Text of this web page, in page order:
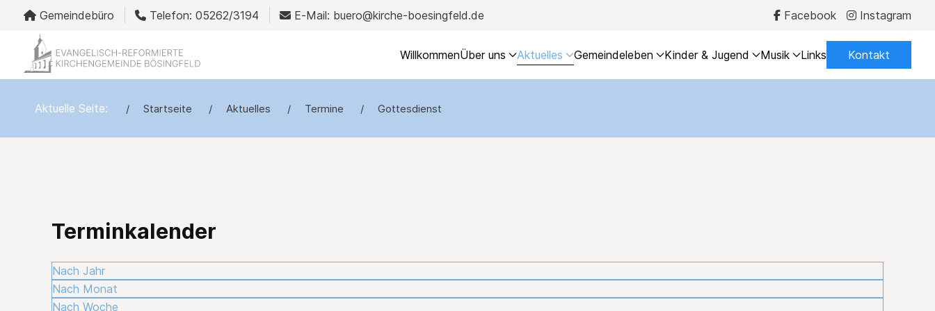
Gemeindebüro Telefon: 05262/3194 E-Mail: buero@kirche-boesingfeld.de Facebook Instagram
WillkommenÜber uns Aktuelles Gemeindeleben Kinder & Jugend Musik Links Kontakt
Aktuelle Seite: Startseite Aktuelles Termine Gottesdienst
Terminkalender
Nach Jahr
Nach Monat
Nach Woche